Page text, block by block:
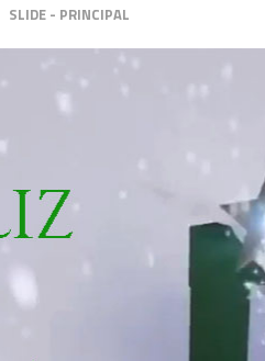
SLIDE - PRINCIPAL